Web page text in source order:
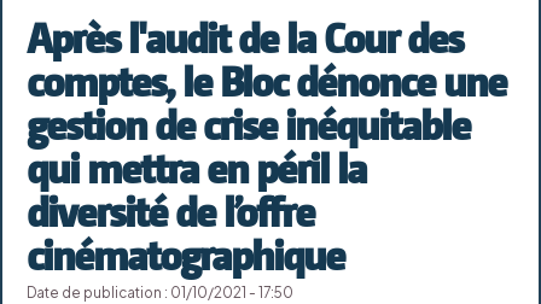
Après l'audit de la Cour des
comptes, le Bloc dénonce une
gestion de crise inéquitable
qui mettra en péril la
diversité de l’offre
cinématographique
Date de publication : 01/10/2021 - 17:50